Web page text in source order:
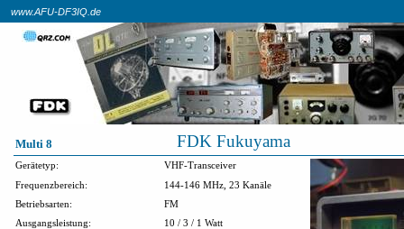
Multi 8 FDK Fukuyama
www.AFU-DF3IQ.de
Gerätetyp:
VHF-Transceiver
Frequenzbereich:
144-146 MHz, 23 Kanäle
Betriebsarten:
FM
Ausgangsleistung:
10 / 3 / 1 Watt